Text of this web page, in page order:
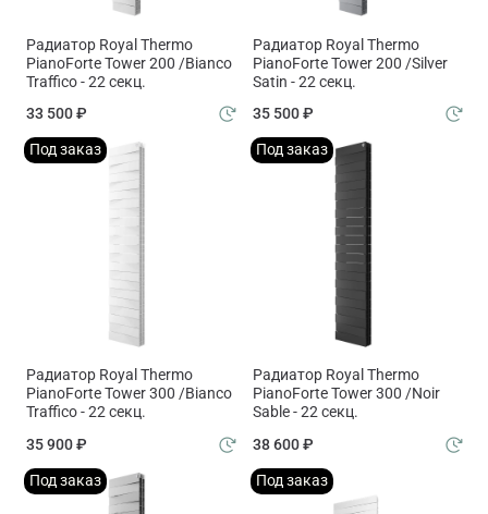
Радиатор Royal Thermo
PianoForte Tower 200 /Bianco
Traffico - 22 секц.
33 500 ₽
Радиатор Royal Thermo
PianoForte Tower 200 /Silver
Satin - 22 секц.
35 500 ₽
Под заказ
Радиатор Royal Thermo
PianoForte Tower 300 /Bianco
Traffico - 22 секц.
35 900 ₽
Под заказ
Радиатор Royal Thermo
PianoForte Tower 300 /Noir
Sable - 22 секц.
38 600 ₽
Под заказ Под заказ